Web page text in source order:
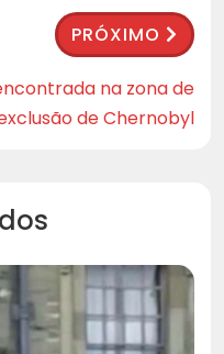
PRÓXIMO
na zona de
de Chernobyl